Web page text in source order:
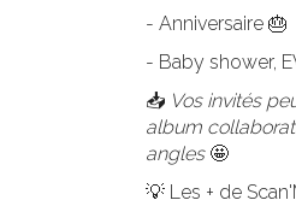
- Anniversaire 🎂
- Baby shower,
📥 Vos invités
album
angles🤩
💡 Les + de